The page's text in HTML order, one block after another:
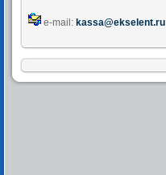
e-mail: kassa@ekselent.ru